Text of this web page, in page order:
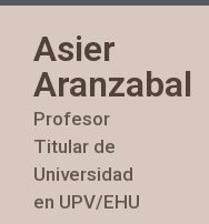
Asier
Aranzabal
Profesor
Titular de
Universidad
en UPV/EHU